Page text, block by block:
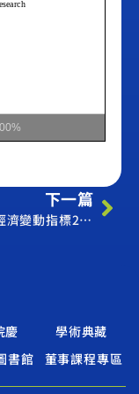
下一篇
臺灣重要經濟變動指標2009年9月（Economic Indicator September 2009）
慶
學術典藏
書館
董事課程專區